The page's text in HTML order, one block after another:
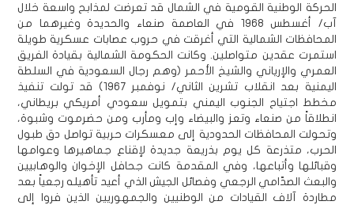
الحركة الوطنية القومية في الشمال قد تعرضت لمذابح واسعة خلال
آب/ أغسطس 1968 في العاصمة صنعاء والحديدة وغيرهما من
المحافظات الشمالية التي أغرقت في حروب عصابات عسكرية طويلة
استمرت عقدين متواصلين. وكانت الحكومة الشمالية بقيادة الفريق
العمري والإرياني والشيخ الأحمر (وهم رجال السعودية في السلطة
اليمنية بعد انقلاب تشرين الثاني/ نوفمبر 1967) قد تولت تنفيذ
مخطط اجتياح الجنوب اليمني بتمويل سعودي أمريكي بريطاني،
انطلاقاً من صنعاء وتعز والبيضاء وإب ومأرب ومن حضرموت وشبوة،
وتحولت المحافظات الحدودية إلى معسكرات حربية تواصل دق طبول
الحرب، متذرعة كل يوم بذريعة جديدة لإقناع جماهيرها وعوامها
وقبائلها وأتباعها، وفي المقدمة كانت جحافل الإخوان والوهابيين
والبعث الصدّامي الرجعي وفصائل الجيش الذي أعيد تأهيله رجعياً بعد
مطاردة آلاف القيادات من الوطنيين والجمهوريين الذين فروا إلى